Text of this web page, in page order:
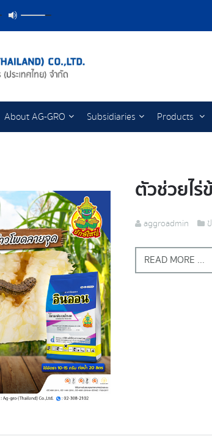
About AG-GRO Subsidiaries Products
ตัวช่วยไร่
aggroadmin
READ MORE ...